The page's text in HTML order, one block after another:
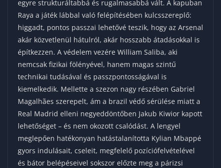
egyre strukturáltabbá és rugalmasabbá vált. A kapuban
Raya a játék lábbal való felépítésében kulcsszereplő:
higgadt, pontos passzai lehetővé teszik, hogy az Arsenal
akár közvetlenül hátulról, akár hosszabb átadásokkal is
építkezzen. A védelem vezére William Saliba, aki
nemcsak fizikai fölényével, hanem magas szintű
technikai tudásával és passzpontosságával is
kiemelkedik. Mellette a szezon nagy részében Gabriel
Magalhães szerepelt, ám a brazil védő sérülése miatt a
Real Madrid elleni negyeddöntőben Jakub Kiwior kapott
lehetőséget – és nem okozott csalódást. A lengyel
meglepően hatékonyan hatástalanította Kylian Mbappé
gyors indulásait, cseleit, megfelelő pozíciófelvételével
és bátor belépéseivel sokszor előzte meg a párizsi